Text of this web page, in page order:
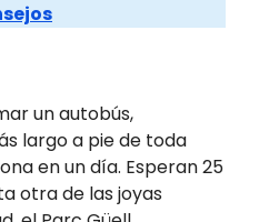
un autobús,
largo a pie de toda
en un día. Esperan 25
otra de las joyas